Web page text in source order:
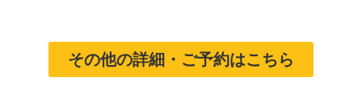
その他の詳細・ご予約はこちら